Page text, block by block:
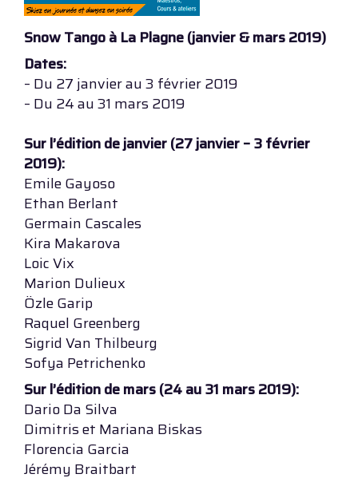
Snow Tango à La Plagne (janvier & mars 2019)
Dates:
– Du 27 janvier au 3 février 2019
– Du 24 au 31 mars 2019
Sur l’édition de janvier (27 janvier – 3 février
2019):
Emile Gayoso
Ethan Berlant
Germain Cascales
Kira Makarova
Loic Vix
Marion Dulieux
Özle Garip
Raquel Greenberg
Sigrid Van Thilbeurg
Sofya Petrichenko
Sur l’édition de mars (24 au 31 mars 2019):
Dario Da Silva
Dimitris et Mariana Biskas
Florencia Garcia
Jérémy Braitbart